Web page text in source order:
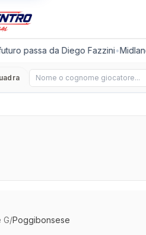
passa da Diego Fazzini•
Cerca giocatore
G/Poggibonsese